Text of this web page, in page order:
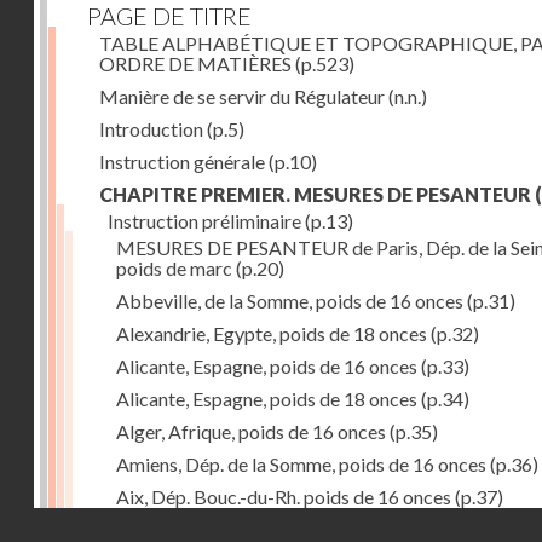
PAGE DE TITRE
TABLE ALPHABÉTIQUE ET TOPOGRAPHIQUE,
ORDRE DE MATIÈRES (p.523)
Manière de se servir du Régulateur(n.n.)
Introduction(p.5)
Instruction générale(p.10)
CHAPITRE PREMIER. MESURES DE PESANTEUR
Instruction préliminaire(p.13)
MESURES DE PESANTEUR de Paris, Dép. de la
poids de marc (p.20)
Abbeville, de la Somme, poids de 16 onces (p.31)
Alexandrie, Egypte, poids de 18 onces (p.32)
Alicante, Espagne, poids de 16 onces (p.33)
Alicante, Espagne, poids de 18 onces (p.34)
Alger, Afrique, poids de 16 onces (p.35)
Amiens, Dép. de la Somme, poids de 16 onces (p.36)
Aix, Dép. Bouc.-du-Rh. poids de 16 onces (p.37)